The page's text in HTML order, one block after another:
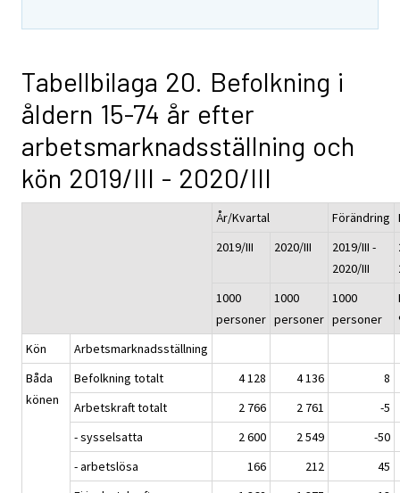
Tabellbilaga 20. Befolkning i
åldern 15-74 år efter
arbetsmarknadsställning och
kön 2019/III - 2020/III
År/Kvartal Förändring
2019/III
2020/III
2019/III -
2020/III
1000
personer
1000
personer
1000
personer
Kön
Arbetsmarknadsställning
Båda
könen
Befolkning totalt 4 128 4 136
8
Arbetskraft totalt
2 766 2 761
-5
- sysselsatta
2 600 2 549
-50
- arbetslösa
166 212
45